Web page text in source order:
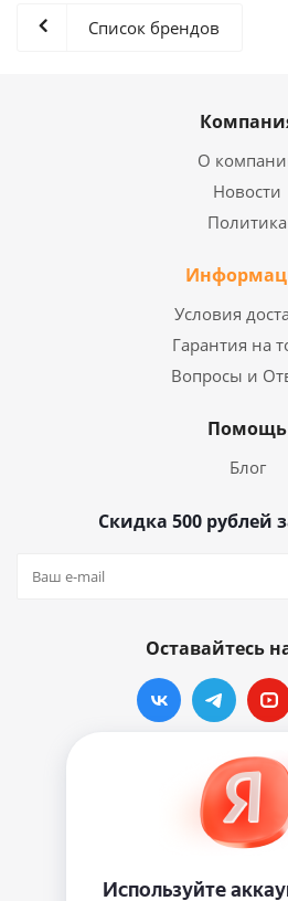
Список брендов
О
Новости
Политика
Условия
Гарантия на
Вопросы и
Помощь
Блог
Скидка 500 рублей
Оставайтесь
Наши